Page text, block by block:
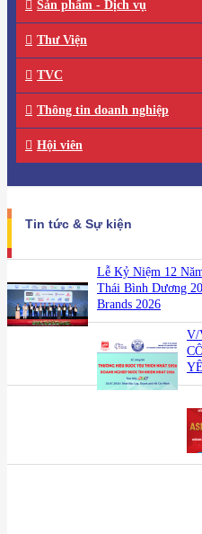
Sản phẩm - Dịch vụ
Thư Viện
TVC
Thông tin doanh nghiệp
Hội viên
Tin tức & Sự kiện
Lễ Kỷ Niệm 12
Thái Bình Dương
Brands 2026
V/